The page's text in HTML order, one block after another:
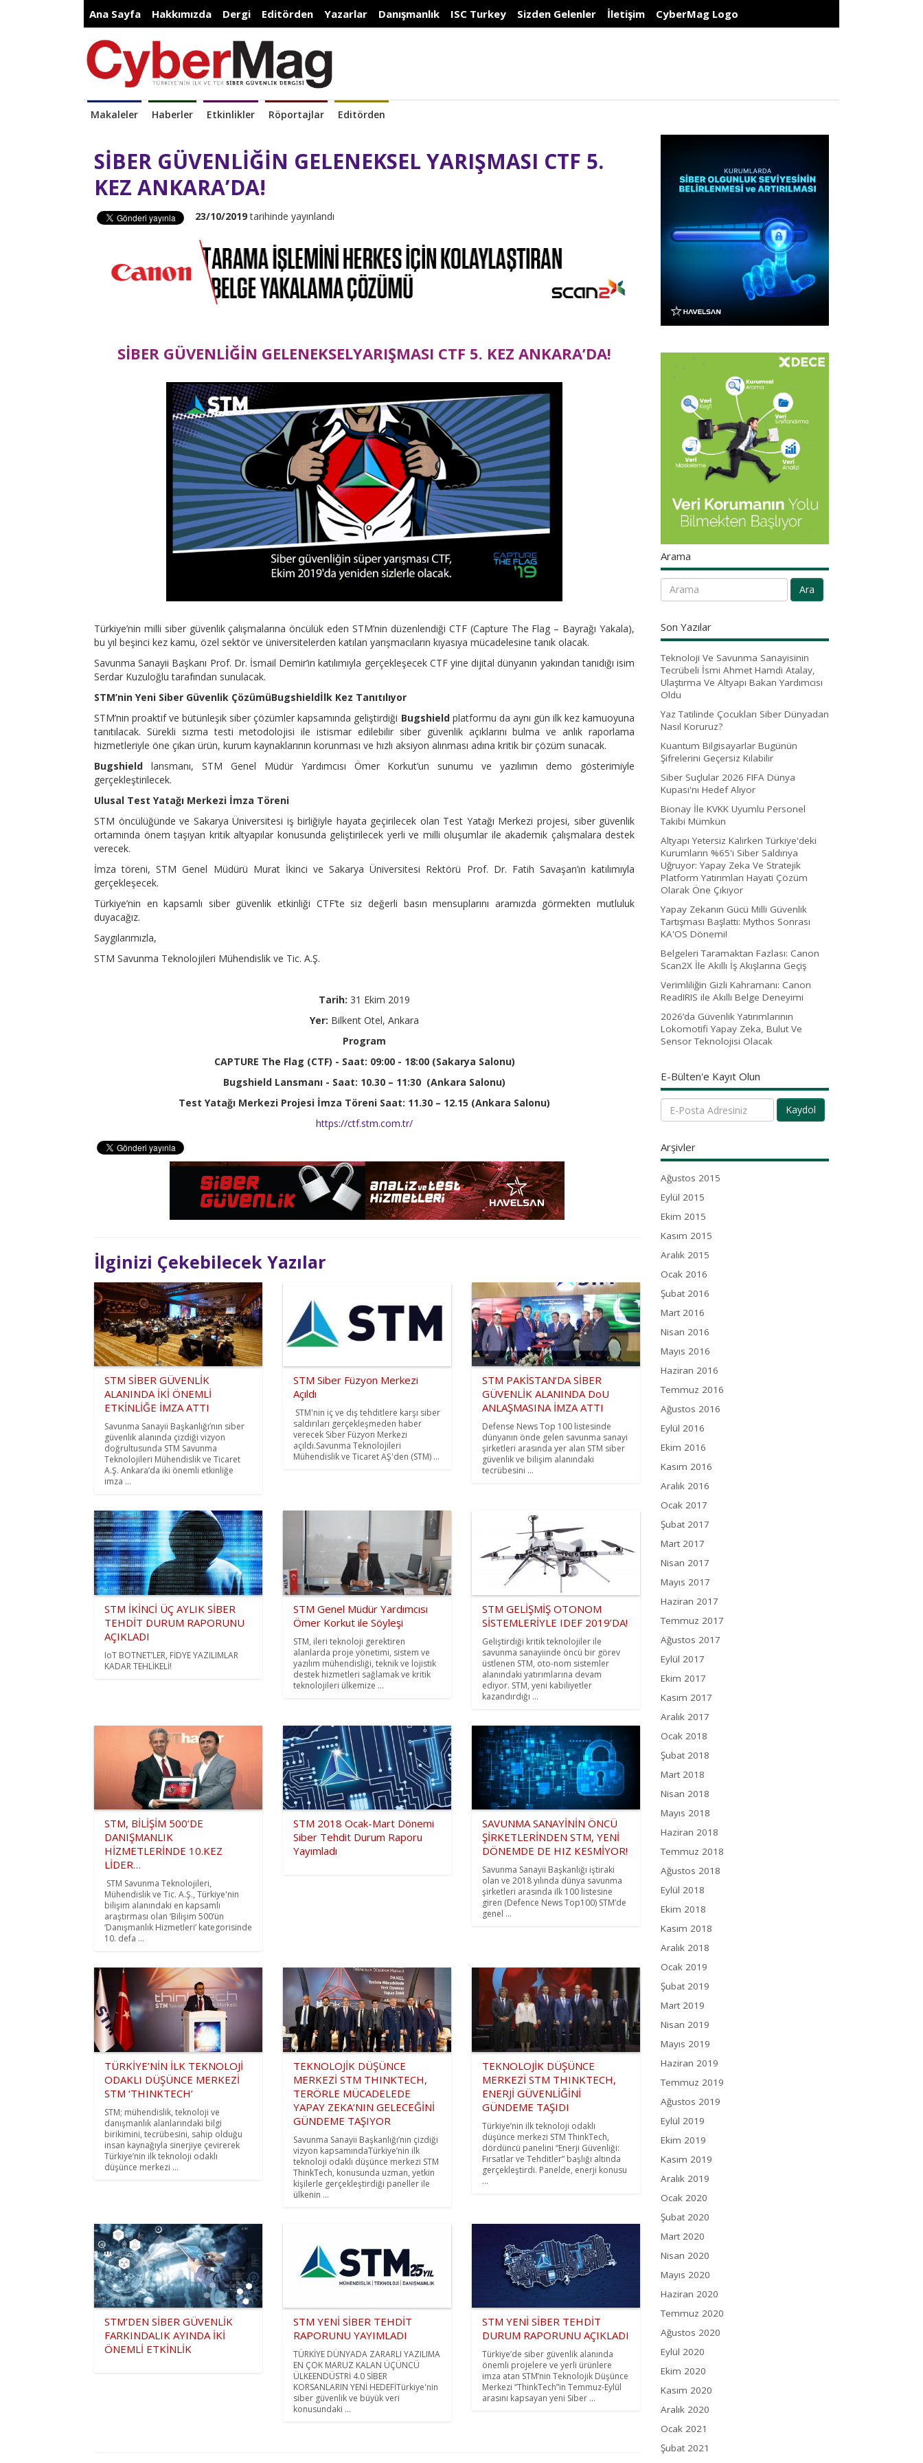
Ana Sayfa Hakkımızda Dergi Editörden Yazarlar Danışmanlık ISC Turkey Sizden Gelenler İletişim CyberMag Logo
Makaleler Haberler Etkinlikler Röportajlar Editörden
SİBER GÜVENLİĞİN GELENEKSEL YARIŞMASI CTF 5.
KEZ ANKARA’DA!
23/10/2019tarihinde yayınlandı
SİBER GÜVENLİĞİN GELENEKSELYARIŞMASI CTF 5. KEZ ANKARA’DA!
Türkiye’nin milli siber güvenlik çalışmalarına öncülük eden STM’nin düzenlendiği CTF (Capture The Flag – Bayrağı Yakala),
bu yıl beşinci kez kamu, özel sektör ve üniversitelerden katılan yarışmacıların kıyasıya mücadelesine tanık olacak.
Savunma Sanayii Başkanı Prof. Dr. İsmail Demir’in katılımıyla gerçekleşecek CTF yine dijital dünyanın yakından tanıdığı isim
Serdar Kuzuloğlu tarafından sunulacak.
STM’nin Yeni Siber Güvenlik ÇözümüBugshieldİlk Kez Tanıtılıyor
STM’nin proaktif ve bütünleşik siber çözümler kapsamında geliştirdiği Bugshieldplatformu da aynı gün ilk kez kamuoyuna
tanıtılacak. Sürekli sızma testi metodolojisi ile istismar edilebilir siber güvenlik açıklarını bulma ve anlık raporlama
hizmetleriyle öne çıkan ürün, kurum kaynaklarının korunması ve hızlı aksiyon alınması adına kritik bir çözüm sunacak.
Bugshield lansmanı, STM Genel Müdür Yardımcısı Ömer Korkut’un sunumu ve yazılımın demo gösterimiyle
gerçekleştirilecek.
Ulusal Test Yatağı Merkezi İmza Töreni
STM öncülüğünde ve Sakarya Üniversitesi iş birliğiyle hayata geçirilecek olan Test Yatağı Merkezi projesi, siber güvenlik
ortamında önem taşıyan kritik altyapılar konusunda geliştirilecek yerli ve milli oluşumlar ile akademik çalışmalara destek
verecek.
İmza töreni, STM Genel Müdürü Murat İkinci ve Sakarya Üniversitesi Rektörü Prof. Dr. Fatih Savaşan’ın katılımıyla
gerçekleşecek.
Türkiye’nin en kapsamlı siber güvenlik etkinliği CTF’te siz değerli basın mensuplarını aramızda görmekten mutluluk
duyacağız.
Saygılarımızla,
STM Savunma Teknolojileri Mühendislik ve Tic. A.Ş.
Tarih: 31 Ekim 2019
Yer: Bilkent Otel, Ankara
Program
CAPTURE The Flag (CTF) - Saat: 09:00 - 18:00 (Sakarya Salonu)
Bugshield Lansmanı - Saat: 10.30 – 11:30 (Ankara Salonu)
Test Yatağı Merkezi Projesi İmza Töreni Saat: 11.30 – 12.15 (Ankara Salonu)
https://ctf.stm.com.tr/
İlginizi Çekebilecek Yazılar
STM SİBER GÜVENLİK
ALANINDA İKİ ÖNEMLİ
ETKİNLİĞE İMZA ATTI
Savunma Sanayii Başkanlığı’nın siber
güvenlik alanında çizdiği vizyon
doğrultusunda STM Savunma
Teknolojileri Mühendislik ve Ticaret
A.Ş. Ankara’da iki önemli etkinliğe
imza ...
STM Siber Füzyon Merkezi
Açıldı
STM'nin iç ve dış tehditlere karşı siber
saldırıları gerçekleşmeden haber
verecek Siber Füzyon Merkezi
açıldı.Savunma Teknolojileri
Mühendislik ve Ticaret AŞ'den (STM) ...
STM PAKİSTAN’DA SİBER
GÜVENLİK ALANINDA DoU
ANLAŞMASINA İMZA ATTI
Defense News Top 100 listesinde
dünyanın önde gelen savunma sanayi
şirketleri arasında yer alan STM siber
güvenlik ve bilişim alanındaki
tecrübesini ...
STM İKİNCİ ÜÇ AYLIK SİBER
TEHDİT DURUM RAPORUNU
AÇIKLADI
IoT BOTNET’LER, FİDYE YAZILIMLAR
KADAR TEHLİKELİ!
STM Genel Müdür Yardımcısı
Ömer Korkut ile Söyleşi
STM, ileri teknoloji gerektiren
alanlarda proje yönetimi, sistem ve
yazılım mühendisliği, teknik ve lojistik
destek hizmetleri sağlamak ve kritik
teknolojileri ülkemize ...
STM GELİŞMİŞ OTONOM
SİSTEMLERİYLE IDEF 2019’DA!
Geliştirdiği kritik teknolojiler ile
savunma sanayiinde öncü bir görev
üstlenen STM, oto-nom sistemler
alanındaki yatırımlarına devam
ediyor. STM, yeni kabiliyetler
kazandırdığı ...
STM, BİLİŞİM 500’DE
DANIŞMANLIK
HİZMETLERİNDE 10.KEZ
LİDER…
STM Savunma Teknolojileri,
Mühendislik ve Tic. A.Ş., Türkiye'nin
bilişim alanındaki en kapsamlı
araştırması olan ‘Bilişim 500’ün
‘Danışmanlık Hizmetleri’ kategorisinde
10. defa ...
STM 2018 Ocak-Mart Dönemi
Siber Tehdit Durum Raporu
Yayımladı
SAVUNMA SANAYİNİN ÖNCÜ
ŞİRKETLERİNDEN STM, YENİ
DÖNEMDE DE HIZ KESMİYOR!
Savunma Sanayii Başkanlığı iştiraki
olan ve 2018 yılında dünya savunma
şirketleri arasında ilk 100 listesine
giren (Defence News Top100) STM’de
genel ...
TÜRKİYE’NİN İLK TEKNOLOJİ
ODAKLI DÜŞÜNCE MERKEZİ
STM ‘THINKTECH’
STM; mühendislik, teknoloji ve
danışmanlık alanlarındaki bilgi
birikimini, tecrübesini, sahip olduğu
insan kaynağıyla sinerjiye çevirerek
Türkiye’nin ilk teknoloji odaklı
düşünce merkezi ...
TEKNOLOJİK DÜŞÜNCE
MERKEZİ STM THINKTECH,
TERÖRLE MÜCADELEDE
YAPAY ZEKA’NIN GELECEĞİNİ
GÜNDEME TAŞIYOR
Savunma Sanayii Başkanlığı’nın çizdiği
vizyon kapsamındaTürkiye’nin ilk
teknoloji odaklı düşünce merkezi STM
ThinkTech, konusunda uzman, yetkin
kişilerle gerçekleştirdiği paneller ile
ülkenin ...
TEKNOLOJİK DÜŞÜNCE
MERKEZİ STM THINKTECH,
ENERJİ GÜVENLİĞİNİ
GÜNDEME TAŞIDI
Türkiye’nin ilk teknoloji odaklı
düşünce merkezi STM ThinkTech,
dördüncü panelini “Enerji Güvenliği:
Fırsatlar ve Tehditler” başlığı altında
gerçekleştirdi. Panelde, enerji konusu
...
STM’DEN SİBER GÜVENLİK
FARKINDALIK AYINDA İKİ
ÖNEMLİ ETKİNLİK
STM YENİ SİBER TEHDİT
RAPORUNU YAYIMLADI
TÜRKİYE DÜNYADA ZARARLI YAZILIMA
EN ÇOK MARUZ KALAN ÜÇÜNCÜ
ÜLKEENDÜSTRİ 4.0 SİBER
KORSANLARIN YENİ HEDEFİTürkiye'nin
siber güvenlik ve büyük veri
konusundaki ...
STM YENİ SİBER TEHDİT
DURUM RAPORUNU AÇIKLADI
Türkiye’de siber güvenlik alanında
önemli projelere ve yerli ürünlere
imza atan STM’nin Teknolojik Düşünce
Merkezi “ThinkTech”in Temmuz-Eylül
arasını kapsayan yeni Siber ...
Arama
Ara
Son Yazılar
Teknoloji Ve Savunma Sanayisinin
Tecrübeli İsmi Ahmet Hamdi Atalay,
Ulaştırma Ve Altyapı Bakan Yardımcısı
Oldu
Yaz Tatilinde Çocukları Siber Dünyadan
Nasıl Koruruz?
Kuantum Bilgisayarlar Bugünün
Şifrelerini Geçersiz Kılabilir
Siber Suçlular 2026 FIFA Dünya
Kupası'nı Hedef Alıyor
Bionay İle KVKK Uyumlu Personel
Takibi Mümkün
Altyapı Yetersiz Kalırken Türkiye'deki
Kurumların %65'i Siber Saldırıya
Uğruyor: Yapay Zeka Ve Stratejik
Platform Yatırımları Hayati Çözüm
Olarak Öne Çıkıyor
Yapay Zekanın Gücü Milli Güvenlik
Tartışması Başlattı: Mythos Sonrası
KA'OS Dönemi!
Belgeleri Taramaktan Fazlası: Canon
Scan2X İle Akıllı İş Akışlarına Geçiş
Verimliliğin Gizli Kahramanı: Canon
ReadIRIS ile Akıllı Belge Deneyimi
2026’da Güvenlik Yatırımlarının
Lokomotifi Yapay Zeka, Bulut Ve
Sensor Teknolojisi Olacak
E-Bülten'e Kayıt Olun
Kaydol
Arşivler
Ağustos 2015
Eylül 2015
Ekim 2015
Kasım 2015
Aralık 2015
Ocak 2016
Şubat 2016
Mart 2016
Nisan 2016
Mayıs 2016
Haziran 2016
Temmuz 2016
Ağustos 2016
Eylül 2016
Ekim 2016
Kasım 2016
Aralık 2016
Ocak 2017
Şubat 2017
Mart 2017
Nisan 2017
Mayıs 2017
Haziran 2017
Temmuz 2017
Ağustos 2017
Eylül 2017
Ekim 2017
Kasım 2017
Aralık 2017
Ocak 2018
Şubat 2018
Mart 2018
Nisan 2018
Mayıs 2018
Haziran 2018
Temmuz 2018
Ağustos 2018
Eylül 2018
Ekim 2018
Kasım 2018
Aralık 2018
Ocak 2019
Şubat 2019
Mart 2019
Nisan 2019
Mayıs 2019
Haziran 2019
Temmuz 2019
Ağustos 2019
Eylül 2019
Ekim 2019
Kasım 2019
Aralık 2019
Ocak 2020
Şubat 2020
Mart 2020
Nisan 2020
Mayıs 2020
Haziran 2020
Temmuz 2020
Ağustos 2020
Eylül 2020
Ekim 2020
Kasım 2020
Aralık 2020
Ocak 2021
Şubat 2021